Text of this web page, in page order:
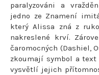
paralyzováni a
jedno ze Znamení
který Alissa zná z
nakreslené krví.
čaromocných (Dashiel,
zkoumají symbol a text
vysvětlí jejich